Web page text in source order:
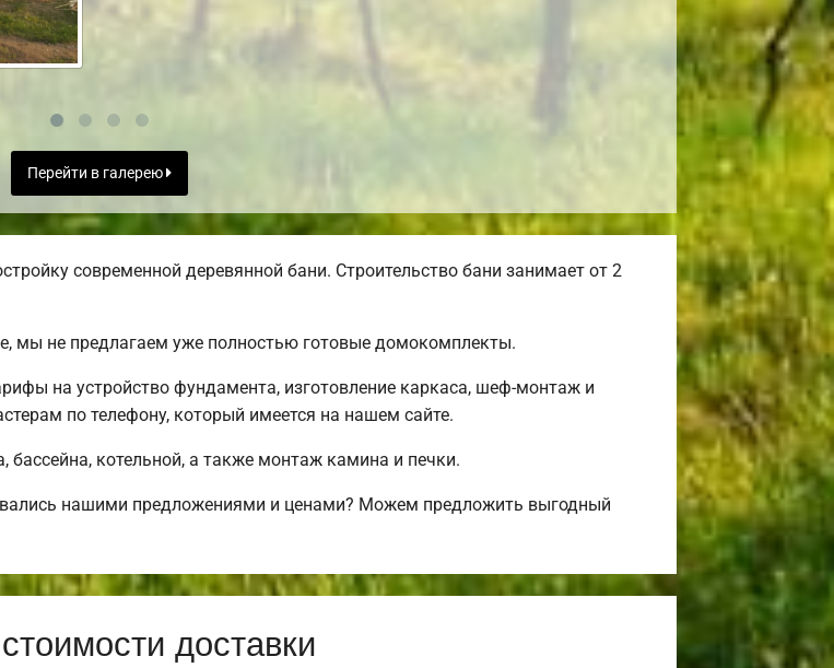
Перейти в галерею
современной деревянной бани. Строительство бани занимает от 2
мы не предлагаем уже полностью готовые домокомплекты.
на устройство фундамента, изготовление каркаса, шеф-монтаж и
по телефону, который имеется на нашем сайте.
бассейна, котельной, а также монтаж камина и печки.
нашими предложениями и ценами? Можем предложить выгодный
доставки